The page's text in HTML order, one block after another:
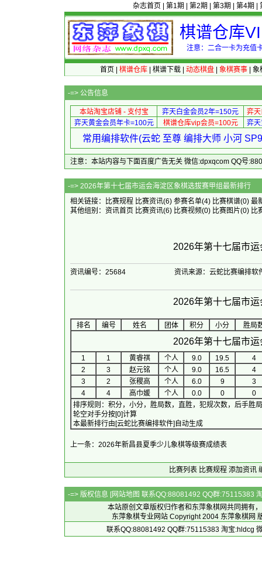
杂志首页 第1期 第2期 第3期 第4期
棋谱仓库
注意：二合一卡为充值
首页 棋谱仓库| 棋谱下载| 动态棋盘| 象棋赛事| 象
-=> 公告信息
本站淘宝店铺 - 支付宝 弈天白金会员2年=150元
弈
弈天黄金会员年卡=100元
棋谱仓库vip会员=100元 弈
常用编排软件(云蛇 至尊 编排大师 小河
注意：本站内容与下面百度广告无关 微信:dpxqcom QQ号
-=> 2026年第十七届市运会海淀
相关链接：
比赛规程 比赛资讯(6) 参赛名单(4) 比赛棋谱(0) 最
其他组别： 资讯首页 比赛资讯(6) 比赛视频(0) 比赛图片(0) 比
2026年第十七届市
资讯编号：25684 资讯来源：云蛇比赛编排软
2026年第十七届市
排名 编号 姓名 团体 积分 小分 胜局
2026年第十七届市
1 1 黄睿祺 个人 9.0 19.5
4
2
3 赵元铭 个人 9.0 16.5
4
3
2 张稷高 个人 6.0 9
3
4
4 高巾媛 个人 0.0 0
0
排序规则：积分，小分，胜局数，直胜，犯规次数，后手胜
轮空对手分按[0]计算
本最新排行由[云蛇比赛编排软件]自动生成
上一条：2026年新昌县夏季少儿象棋等级赛成绩表
比赛列表 比赛规程 添加资讯
-=> 版权信息 [网站地图 联系QQ:88081492 QQ群:75115383
本站原创文章版权归作者和 东萍象棋网共同拥有
东萍象棋专业网站 Copyright 2004 东萍象棋网
联系QQ:88081492 QQ群:75115383 淘宝:hldcg